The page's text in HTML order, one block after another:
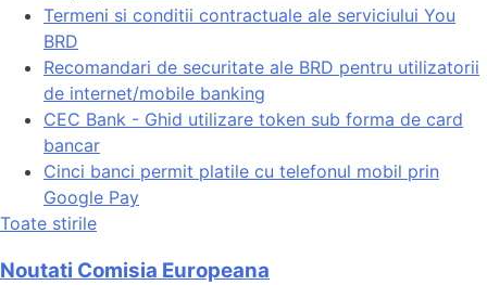
Termeni si conditii contractuale ale serviciului You
BRD
Recomandari de securitate ale BRD pentru utilizatorii
de internet/mobile banking
CEC Bank - Ghid utilizare token sub forma de card
bancar
Cinci banci permit platile cu telefonul mobil prin
Google Pay
Toate stirile
Noutati Comisia Europeana